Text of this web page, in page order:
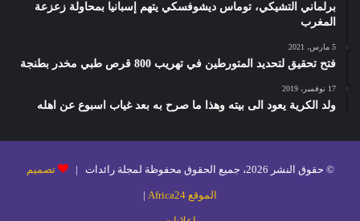
برلماني التشيكي، توماس ديشوفسكي يتهم إسبانيا بمحاولة زعزعة
المغرب
5 مارس، 2021
فتح تحقيق لتحديد المتورطين في تهريب 800 قرص طبي مخدر بطنجة
17 نوفمبر، 2019
ولد الكرية يعود الى بيته وهذا ما صرح به بعد غياب اسبوع عن اهله
© حقوق النشر 2026، جميع الحقوق محفوظة لمجلة رائدات | تصميم
الموقع Africa24 |